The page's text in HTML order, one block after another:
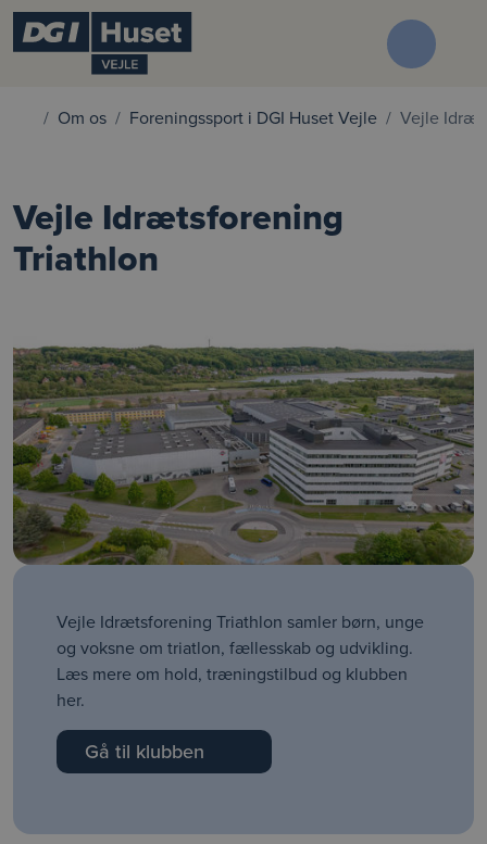
Om os Foreningssport i DGI Huset Vejle Vejle
Vejle Idrætsforening
Triathlon
Vejle Idrætsforening Triathlon samler børn, unge
og voksne om triatlon, fællesskab og udvikling.
Læs mere om hold, træningstilbud og klubben
her.
Gå til klubben